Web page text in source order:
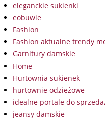
eleganckie sukienki
eobuwie
Fashion
Fashion aktualne trendy
Garnitury damskie
Home
Hurtownia sukienek
hurtownie odzieżowe
idealne portale do
jeansy damskie